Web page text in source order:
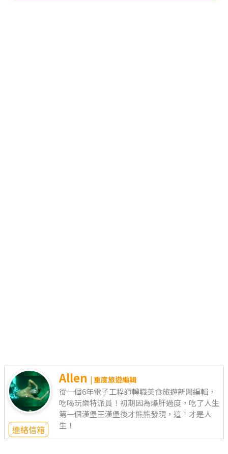
連絡信箱
Allen | 重度旅遊編輯
從一個6年電子工程師轉職美食旅遊新聞編輯，
吃喝玩樂特派員！初期因為爆肝過度，吃了人生
第一個漢堡王漢堡後才熊熊發現，這！才是人
生！